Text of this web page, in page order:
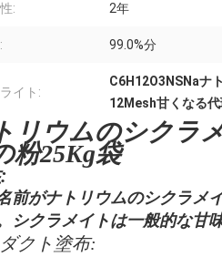
: 2年
99.0%分
イト:
C6H12O3NSNaナ
12Mesh甘くなる代
リウムのシクラ
粉25Kg袋
前がナトリウムのシクラメ
シクラメイトは一般的な甘
クト塗布: